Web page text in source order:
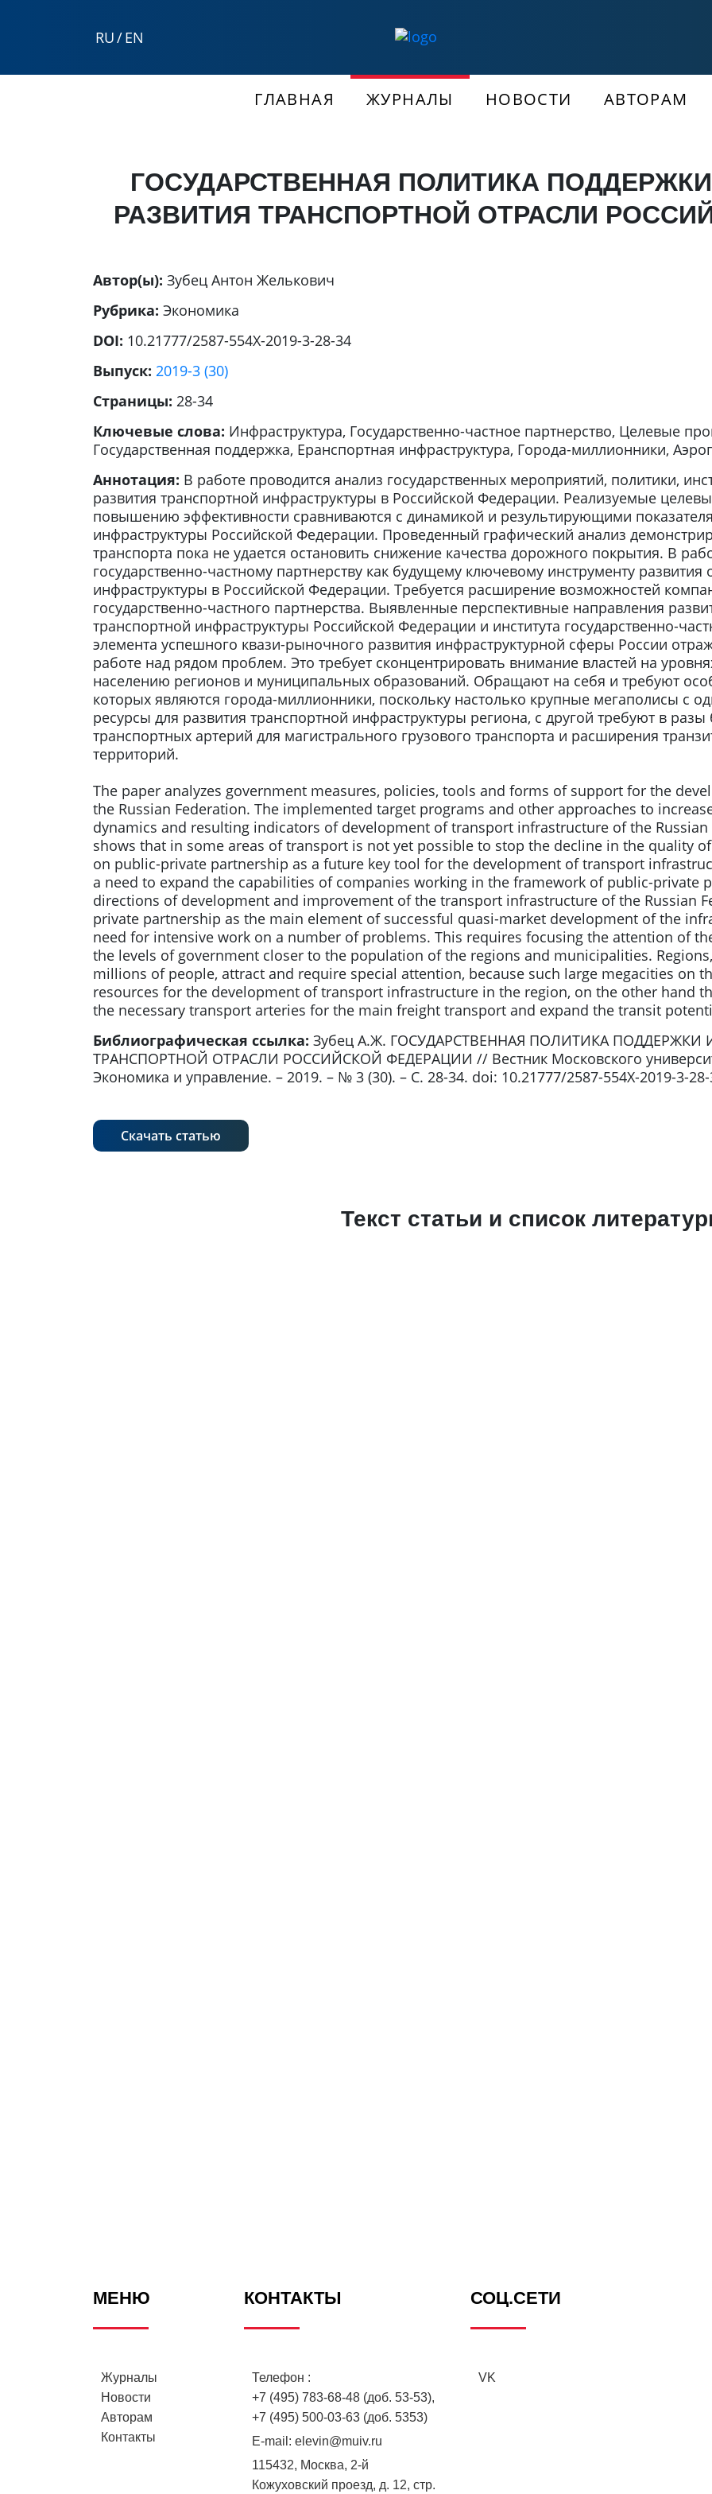
RU/EN
ГЛАВНАЯ ЖУРНАЛЫ НОВОСТИ АВТОРАМ
ГОСУДАРСТВЕННАЯ ПОЛИТИКА
РАЗВИТИЯ ТРАНСПОРТНОЙ ОТРАСЛИ
Автор(ы): Зубец Антон Желькович
Рубрика: Экономика
DOI: 10.21777/2587-554X-2019-3-28-34
Выпуск: 2019-3 (30)
Страницы: 28-34
Ключевые слова: Инфраструктура, Государственно-частное партнерство, Целевые
Государственная поддержка, Еранспортная инфраструктура, Города-миллионники,
Аннотация: В работе проводится анализ государственных мероприятий, политики,
развития транспортной инфраструктуры в Российской Федерации. Реализуемые
повышению эффективности сравниваются с динамикой и результирующими
инфраструктуры Российской Федерации. Проведенный графический анализ
транспорта пока не удается остановить снижение качества дорожного покрытия. В
государственно-частному партнерству как будущему ключевому инструменту развития
инфраструктуры в Российской Федерации. Требуется расширение возможностей
государственно-частного партнерства. Выявленные перспективные направления
транспортной инфраструктуры Российской Федерации и института государственно-
элемента успешного квази-рыночного развития инфраструктурной сферы России
работе над рядом проблем. Это требует сконцентрировать внимание властей на
населению регионов и муниципальных образований. Обращают на себя и требуют
которых являются города-миллионники, поскольку настолько крупные мегаполисы с
ресурсы для развития транспортной инфраструктуры региона, с другой требуют в
транспортных артерий для магистрального грузового транспорта и расширения
территорий.
The paper analyzes government measures, policies, tools and forms of support for the
the Russian Federation. The implemented target programs and other approaches to
dynamics and resulting indicators of development of transport infrastructure of the Russian
shows that in some areas of transport is not yet possible to stop the decline in the quality
on public-private partnership as a future key tool for the development of transport
a need to expand the capabilities of companies working in the framework of public-private
directions of development and improvement of the transport infrastructure of the Russian
private partnership as the main element of successful quasi-market development of the
need for intensive work on a number of problems. This requires focusing the attention of
the levels of government closer to the population of the regions and municipalities.
millions of people, attract and require special attention, because such large megacities on
resources for the development of transport infrastructure in the region, on the other hand
the necessary transport arteries for the main freight transport and expand the transit
Библиографическая ссылка: Зубец А.Ж. ГОСУДАРСТВЕННАЯ ПОЛИТИКА ПОДДЕРЖКИ
ТРАНСПОРТНОЙ ОТРАСЛИ РОССИЙСКОЙ ФЕДЕРАЦИИ // Вестник Московского
Экономика и управление. – 2019. – № 3 (30). – С. 28-34. doi: 10.21777/2587-554X-2019-3-
Скачать статью
Текст статьи и список
МЕНЮ
Журналы
Новости
Авторам
Контакты
КОНТАКТЫ
Телефон :
+7 (495) 783-68-48 (доб. 53-53),
+7 (495) 500-03-63 (доб. 5353)
E-mail: elevin@muiv.ru
115432, Москва, 2-й
Кожуховский проезд, д. 12, стр.
СОЦ.СЕТИ
VK